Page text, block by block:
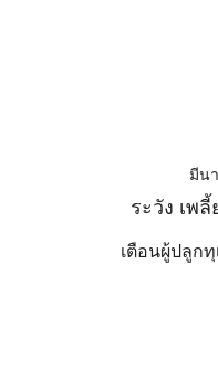
มีน
ระวัง เพ
เตือนผู้ปลูก